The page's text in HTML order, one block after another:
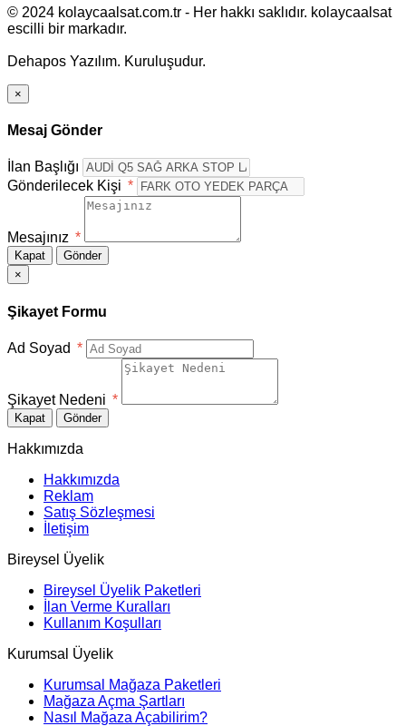
© 2024 kolaycaalsat.com.tr - Her hakkı saklıdır. kolaycaalsat
escilli bir markadır.
Dehapos Yazılım. Kuruluşudur.
×
Mesaj Gönder
İlan Başlığı
Gönderilecek Kişi *
Mesajınız *
Kapat
Gönder
×
Şikayet Formu
Ad Soyad *
Şikayet Nedeni *
Kapat Gönder
Hakkımızda
Hakkımızda
Reklam
Satış Sözleşmesi
İletişim
Bireysel Üyelik
Bireysel Üyelik Paketleri
İlan Verme Kuralları
Kullanım Koşulları
Kurumsal Üyelik
Kurumsal Mağaza Paketleri
Mağaza Açma Şartları
Nasıl Mağaza Açabilirim?